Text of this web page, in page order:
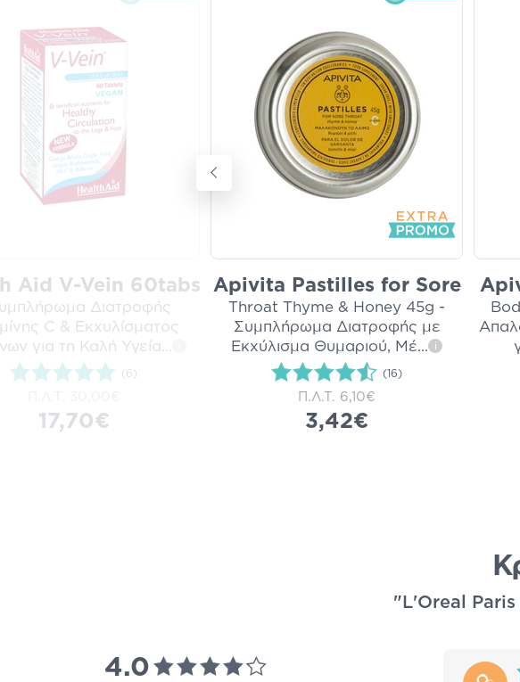
Aid V-Vein 60tabs
Διατροφής
C & Εκχυλίσματος
για τη Καλή Υγεία
(6)
17,70€
Apivita Pastilles for Sore
Throat Thyme & Honey 45g -
Συμπλήρωμα Διατροφής με
Εκχύλισμα Θυμαριού, Μέ... i
(16)
Π.Λ.Τ. 6,10€
3,42€
"L'Oreal
4.0